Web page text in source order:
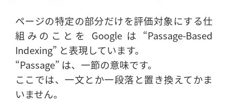
ページの特定の部分だけを評価対象にする仕
組みのことを Google は “Passage-Based
Indexing” と表現しています。
“Passage” は、一節の意味です。
ここでは、一文とか一段落と置き換えてかま
いません。